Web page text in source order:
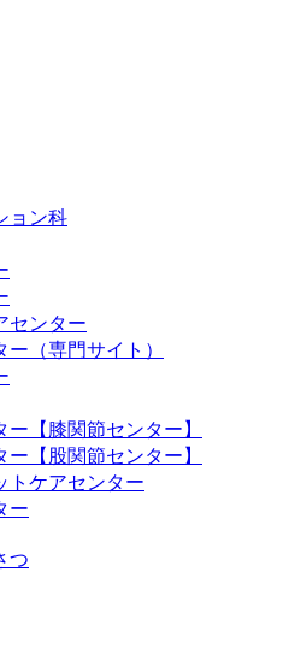
ョン科
センター
（専門サイト）
ー【膝関節センター】
ー【股関節センター】
トケアセンター
ー
つ